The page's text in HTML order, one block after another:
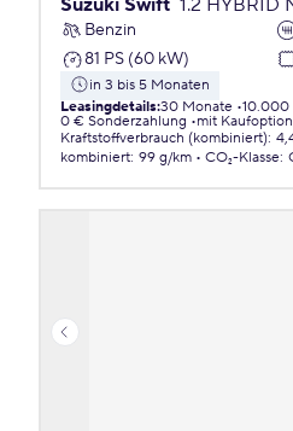
Suzuki Swift 1.2 HYBRID
Benzin
81 PS (60 kW)
in 3 bis 5 Monaten
Leasingdetails:30 Monate 10.000
0 € Sonderzahlung
mit Kaufoption
Kraftstoffverbrauch (kombiniert):
kombiniert: 99 g/km CO₂-Klasse: